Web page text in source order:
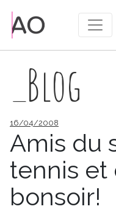
_Blog
Publié
16/04/2008
Amis du
tennis et
bonsoir!